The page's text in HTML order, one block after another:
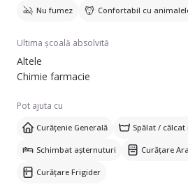
Nu fumez Confortabil cu
Ultima școală absolvită
Altele
Chimie farmacie
Pot ajuta cu
Curățenie Generală Spălat / călcat
Schimbat așternuturi Curățare
Curățare Frigider